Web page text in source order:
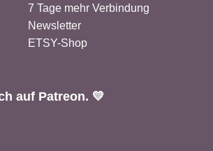
7 Tage mehr Verbindung
Newsletter
ETSY-Shop
auf Patreon. 💛